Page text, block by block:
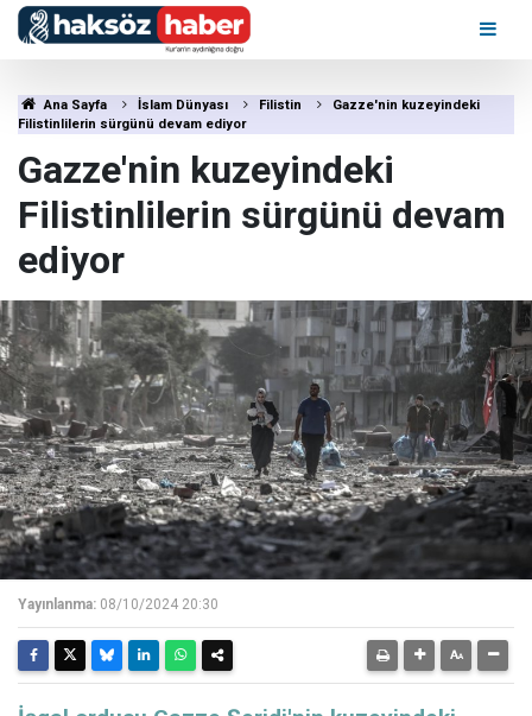
Ana Sayfa İslam Dünyası Filistin
Gazze'nin kuzeyindeki
Filistinlilerin sürgünü devam ediyor
Gazze'nin kuzeyindeki
Filistinlilerin sürgünü devam
ediyor
Yayınlanma: 08/10/2024 20:30